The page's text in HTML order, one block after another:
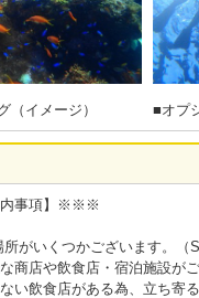
（イメージ） ■オプ
内事項】※※※
所がいくつかございます。
商店や飲食店・宿泊施設がご
い飲食店がある為、立ち寄